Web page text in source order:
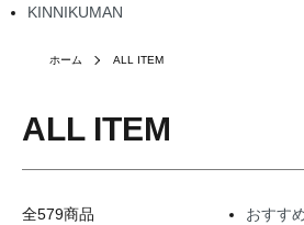
KINNIKUMAN
ホーム ALL ITEM
ALL ITEM
全579商品 おすす